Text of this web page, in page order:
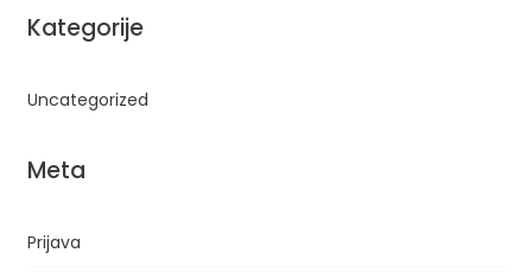
Kategorije
Uncategorized
Meta
Prijava